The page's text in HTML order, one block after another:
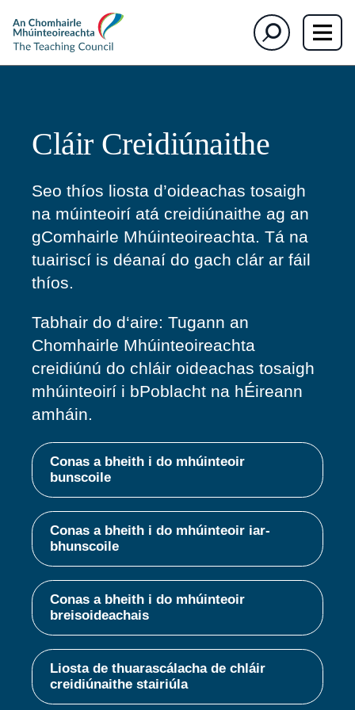
The
Teaching
Council
Cuardaigh
Cláir Creidiúnaithe
Seo thíos liosta d’oideachas tosaigh
na múinteoirí atá creidiúnaithe ag an
gComhairle Mhúinteoireachta. Tá na
tuairiscí is déanaí do gach clár ar fáil
thíos.
Tabhair do d‘aire: Tugann an
Chomhairle Mhúinteoireachta
creidiúnú do chláir oideachas tosaigh
mhúinteoirí i bPoblacht na hÉireann
amháin.
Conas a bheith i do mhúinteoir
bunscoile
Conas a bheith i do mhúinteoir iar-
bhunscoile
Conas a bheith i do mhúinteoir
breisoideachais
Liosta de thuarascálacha de chláir
creidiúnaithe stairiúla
section)